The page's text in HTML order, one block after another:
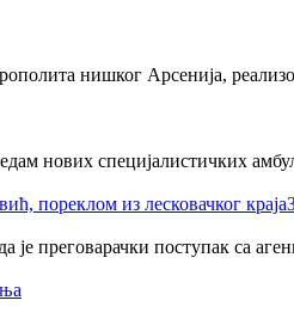
нишког Арсенија,
нових специјалистичких
поступак са